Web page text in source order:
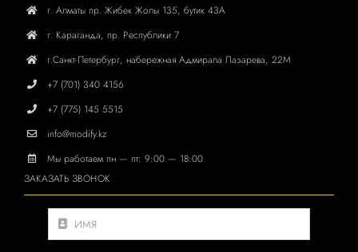
г. Алматы пр. Жибек Жолы 135, бутик 43А
г. Караганда, пр. Республики7
г.Санкт-Петербург, набережная Адмирала Лазарева, 22М
+7 (701) 340 4156
+7 (775) 145 5515
info@modify.kz
Мы работаем пн — пт: 9:00 — 18:00
ЗАКАЗАТЬ ЗВОНОК